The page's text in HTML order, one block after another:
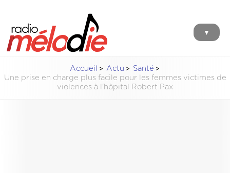
▼
Accueil Actu
Santé
Une prise en charge plus facile pour les femmes victimes de
violences à l'hôpital Robert Pax